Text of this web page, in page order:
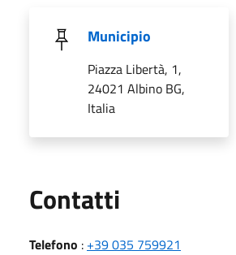
Municipio
Piazza Libertà, 1,
24021 Albino BG,
Italia
Contatti
Telefono : +39 035 759921